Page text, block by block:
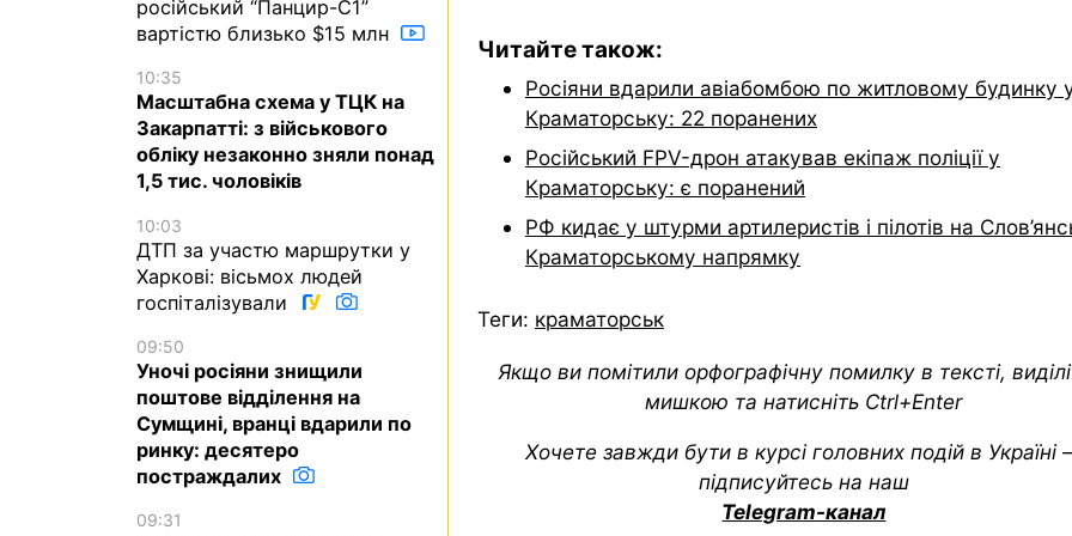
Читайте також:
Росіяни вдарили авіабомбою по житловому будинку
Краматорську: 22 поранених
Російський FPV-дрон атакував екіпаж поліції у
Краматорську: є поранений
РФ кидає у штурми артилеристів і пілотів на
Краматорському напрямку
Теги: краматорськ
Якщо ви помітили орфографічну помилку в тексті,
мишкою та натисніть Ctrl+Enter
Хочете завжди бути в курсі головних подій в Україні
підписуйтесь на наш
Telegram-канал
російський “Панцир-С1”
вартістю близько $15 млн
10:35
Масштабна схема у ТЦК на
Закарпатті: з військового
обліку незаконно зняли понад
1,5 тис. чоловіків
10:03
ДТП за участю маршрутки у
Харкові: вісьмох людей
госпіталізували
09:50
Уночі росіяни знищили
поштове відділення на
Сумщині, вранці вдарили по
ринку: десятеро
постраждалих
09:31